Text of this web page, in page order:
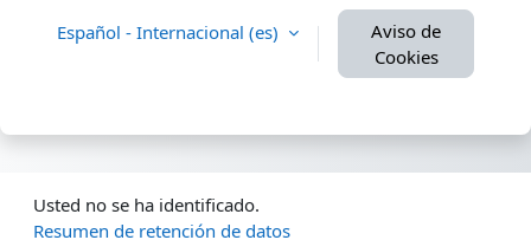
Español - Internacional ‎(es)‎
Aviso de
Cookies
Usted no se ha identificado.
Resumen de retención de datos